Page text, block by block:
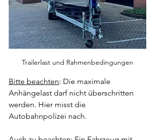
Trailerlast und Rahmenbedingungen
Bitte beachten: Die maximale
Anhängelast darf nicht überschritten
werden. Hier misst die
Autobahnpolizei nach.